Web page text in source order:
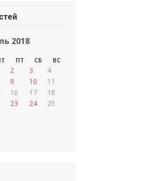
2018
ПТ СБ ВС
2 3
4
9 10
11
16 17
18
23 24
25